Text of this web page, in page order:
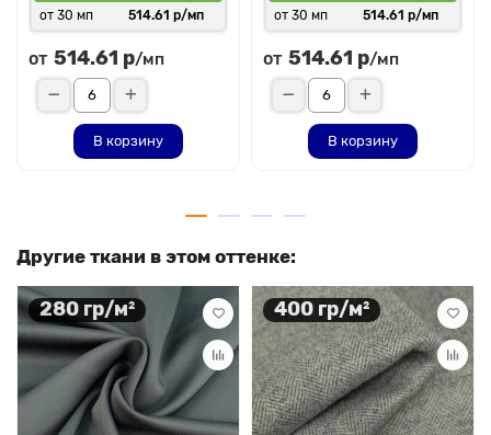
от 30 мп 514.61 р/мп
от 514.61 р/мп
В корзину
от 30 мп 514.61 р/мп
от 514.61 р/мп
В корзину
Другие ткани в этом оттенке:
280 гр/м² 400 гр/м²